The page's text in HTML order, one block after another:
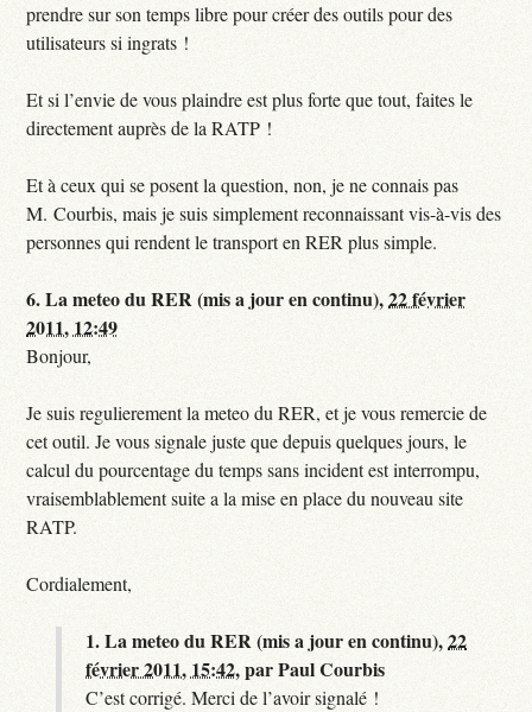
prendre sur son temps libre pour créer des outils pour des
utilisateurs si ingrats !
Et si l’envie de vous plaindre est plus forte que tout, faites le
directement auprès de la RATP !
Et à ceux qui se posent la question, non, je ne connais pas
M. Courbis, mais je suis simplement reconnaissant vis-à-vis des
personnes qui rendent le transport en RER plus simple.
6.La meteo du RER (mis a jour en continu),22 février
2011, 12:49
Bonjour,
Je suis regulierement la meteo du RER, et je vous remercie de
cet outil. Je vous signale juste que depuis quelques jours, le
calcul du pourcentage du temps sans incident est interrompu,
vraisemblablement suite a la mise en place du nouveau site
RATP.
Cordialement,
1.La meteo du RER (mis a jour en continu),22
février 2011, 15:42,parPaul Courbis
C’est corrigé. Merci de l’avoir signalé !